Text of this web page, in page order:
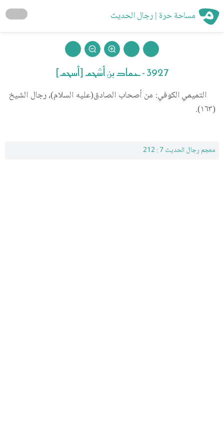
مساحة حرة | رجال الحديث
3927 - حماد بن أشحم [أسحم]
التميمي الكوفي: من أصحاب الصادق(عليه السلام)، رجال الشيخ
(١٦٣).
معجم رجال الحديث 7 : 212